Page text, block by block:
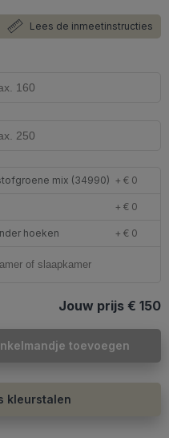
Lees de inmeetinstructies
mix (34990) + € 0
+ € 0
hoeken
+ € 0
Jouw prijs € 150
toevoegen
kleurstalen